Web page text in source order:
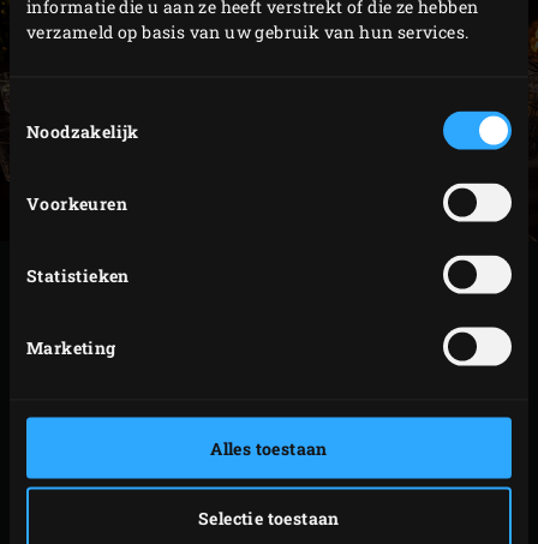
informatie die u aan ze heeft verstrekt of die ze hebben
verzameld op basis van uw gebruik van hun services.
Toestemmingsselectie
Noodzakelijk
Voorkeuren
Statistieken
Marketing
Alles toestaan
Selectie toestaan
ACCESSOIRES